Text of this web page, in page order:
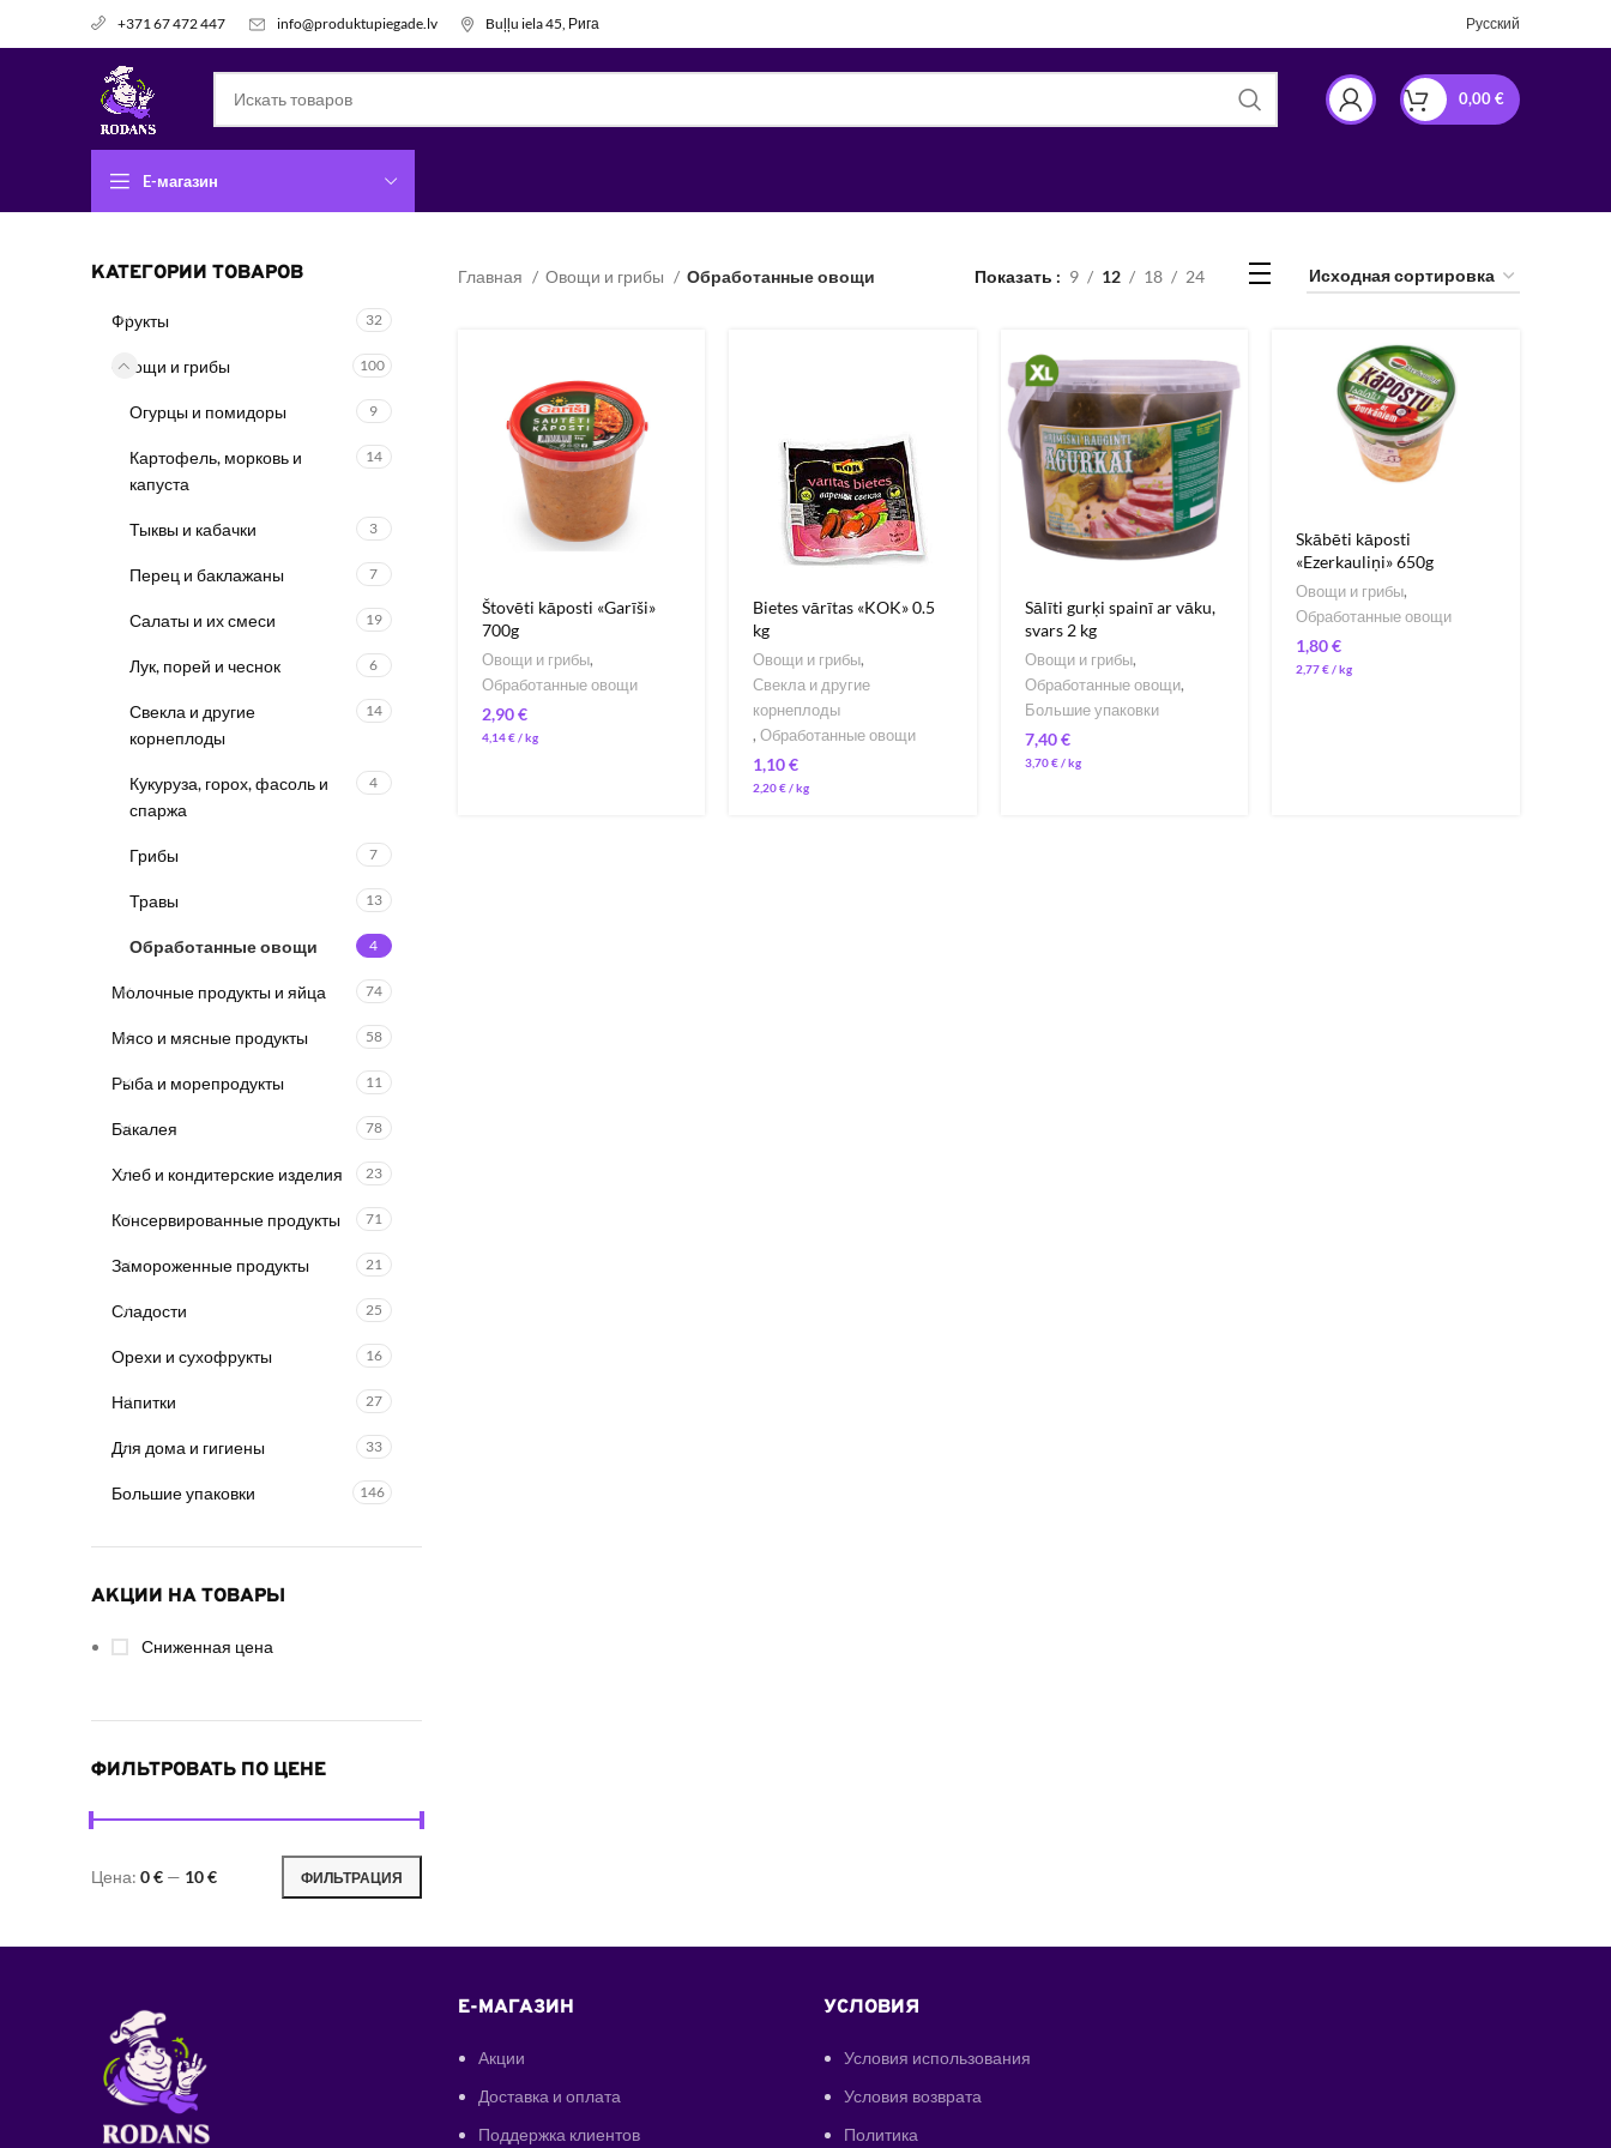
+371 67 472 447 info@produktupiegade.lv Buļļu iela 45, Рига Русский
0,00€
E-магазин
КАТЕГОРИИ ТОВАРОВ
Фрукты 32
Овощи и грибы 100
Огурцы и помидоры 9
Картофель, морковь и
капуста
14
Тыквы и кабачки 3
Перец и баклажаны 7
Салаты и их смеси 19
Лук, порей и чеснок 6
Свекла и другие
корнеплоды
14
Кукуруза, горох, фасоль и
спаржа
4
Грибы 7
Травы 13
Обработанные овощи 4
Молочные продукты и яйца 74
Мясо и мясные продукты 58
Рыба и морепродукты 11
Бакалея 78
Хлеб и кондитерские изделия 23
Консервированные продукты 71
Замороженные продукты 21
Сладости 25
Орехи и сухофрукты 16
Напитки 27
Для дома и гигиены 33
Большие упаковки 146
АКЦИИ НА ТОВАРЫ
Сниженная цена
ФИЛЬТРОВАТЬ ПО ЦЕНЕ
ФИЛЬТРАЦИЯ
Цена: 0 € — 10 €
Главная Овощи и грибы Обработанные овощи Показать 9 12 18 24
Štovēti kāposti «Garīši»
700g
Овощи и грибы,
Обработанные овощи
€
4,14€ /
Bietes vārītas «KOK» 0.5
kg
Овощи и грибы,
Свекла и другие
корнеплоды
,Обработанные овощи
€
2,20€/
Sālīti gurķi spainī ar vāku,
svars 2 kg
Овощи и грибы,
Обработанные овощи,
Большие упаковки
€
3,70€/
Skābēti kāposti
«Ezerkauliņi» 650g
Овощи и грибы,
Обработанные овощи
€
2,77€/
E-МАГАЗИН
Акции
Доставка и оплата
Поддержка клиентов
УСЛОВИЯ
Условия использования
Условия возврата
Политика